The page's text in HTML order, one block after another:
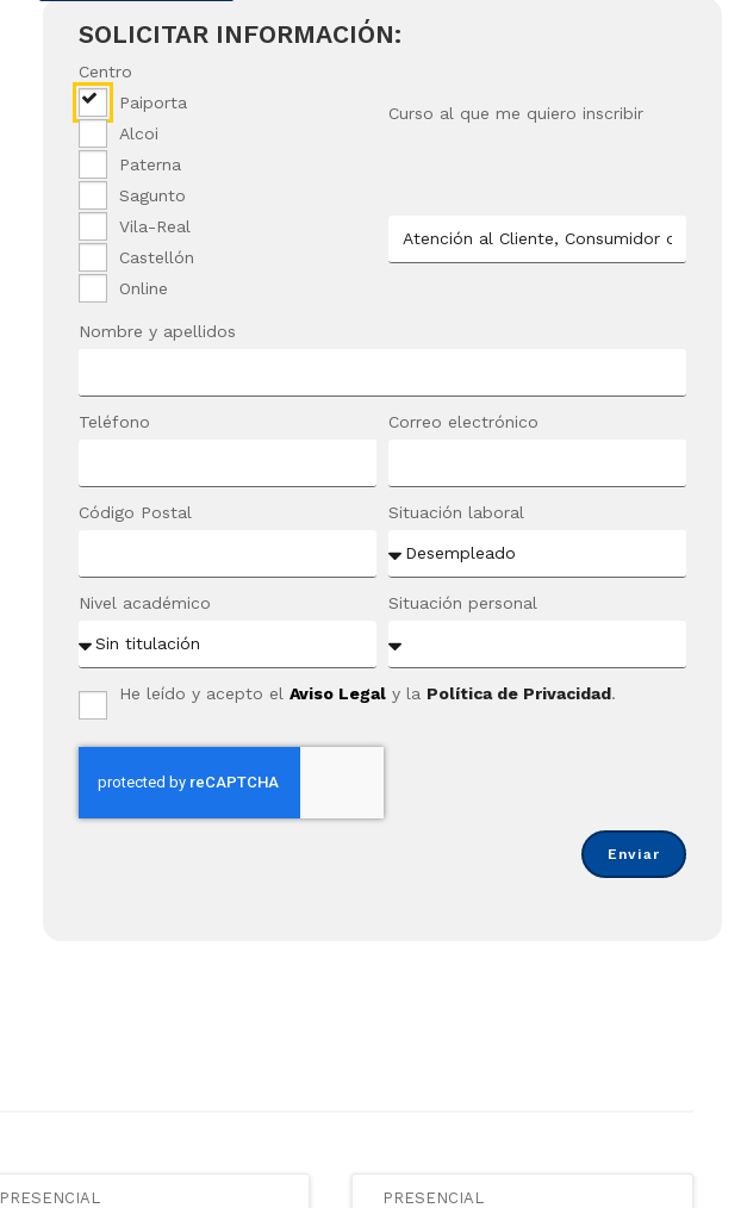
SOLICITAR INFORMACIÓN:
Centro
Paiporta
Alcoi
Paterna
Sagunto
Vila-Real
Castellón
Online
Curso al que me quiero inscribir
Nombre y apellidos
Teléfono Correo electrónico
Código Postal Situación laboral
Nivel académico Situación personal
He leído y acepto elAviso Legal y la Política de Privacidad.
Enviar
PRESENCIAL PRESENCIAL